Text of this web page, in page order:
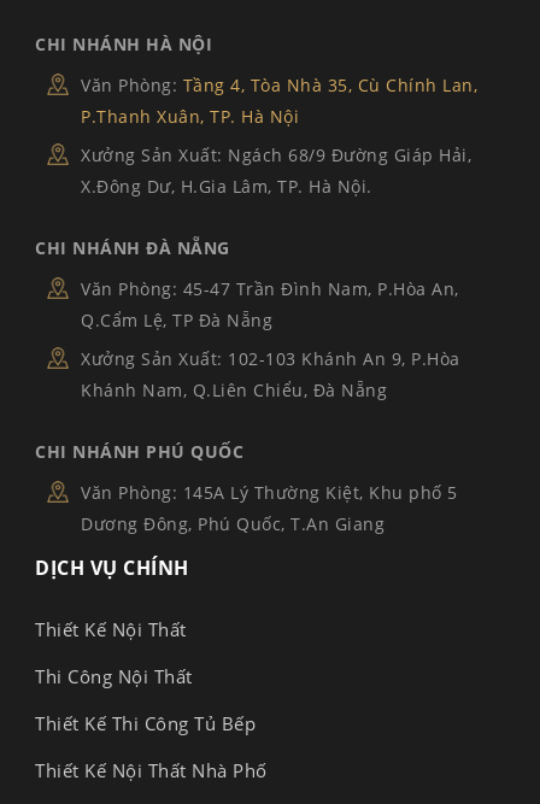
CHI NHÁNH HÀ NỘI
Văn Phòng: Tầng 4, Tòa Nhà 35, Cù Chính Lan,
P.Thanh Xuân, TP. Hà Nội
Xưởng Sản Xuất: Ngách 68/9 Đường Giáp Hải,
X.Đông Dư, H.Gia Lâm, TP. Hà Nội.
CHI NHÁNH ĐÀ NẴNG
Văn Phòng: 45-47 Trần Đình Nam, P.Hòa An,
Q.Cẩm Lệ, TP Đà Nẵng
Xưởng Sản Xuất: 102-103 Khánh An 9, P.Hòa
Khánh Nam, Q.Liên Chiểu, Đà Nẵng
CHI NHÁNH PHÚ QUỐC
Văn Phòng: 145A Lý Thường Kiệt, Khu phố 5
Dương Đông, Phú Quốc, T.An Giang
DỊCH VỤ CHÍNH
Thiết Kế Nội Thất
Thi Công Nội Thất
Thiết Kế Thi Công Tủ Bếp
Thiết Kế Nội Thất Nhà Phố